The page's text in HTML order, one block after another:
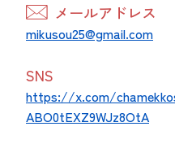
メールアドレス
mikusou25@gmail.com
SNS
https://x.com/
ABO0tEXZ9WJz8OtA